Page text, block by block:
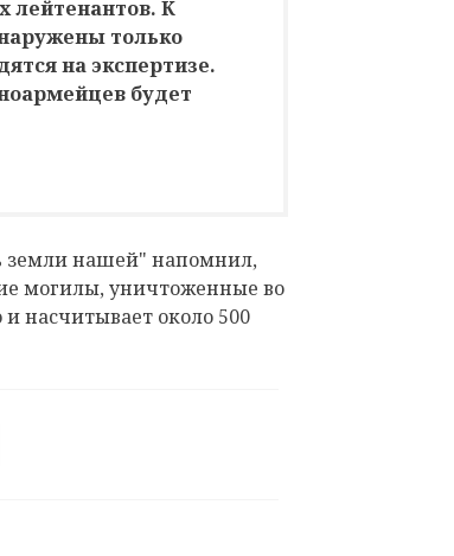
лейтенантов. К
только
на экспертизе.
будет
земли нашей" напомнил,
могилы, уничтоженные во
насчитывает около 500